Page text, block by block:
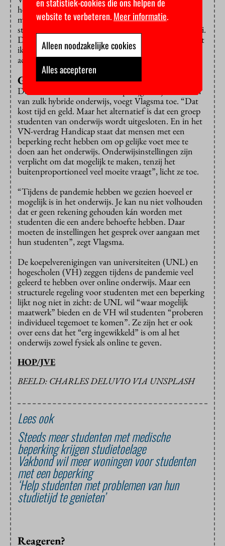
helemaal online willen volgen. “Ik wil mijn
medestudenten ook zien als dat lukt, want dat maakt
studeren veel leuker. In de ideale wereld kan het allebei.
Dan probeer ik er zoveel mogelijk fysiek te zijn en sluit
ik anders online aan, zonder dat ik daar steeds zelf
achteraan moet of me daar vervelend over voel.”
Gesprek aangaan
Docenten moeten wel wat hulp krijgen bij het bieden
van zulk hybride onderwijs, voegt Vlagsma toe. “Dat
kost tijd en geld. Maar het alternatief is dat een groep
studenten van onderwijs wordt uitgesloten. En in het
VN-verdrag Handicap staat dat mensen met een
beperking recht hebben om op gelijke voet mee te
doen aan het onderwijs. Onderwijsinstellingen zijn
verplicht om dat mogelijk te maken, tenzij het
buitenproportioneel veel moeite vraagt”, licht ze toe.
“Tijdens de pandemie hebben we gezien hoeveel er
mogelijk is in het onderwijs. Je kan nu niet volhouden
dat er geen rekening gehouden kán worden met
studenten die een andere behoefte hebben. Daar
moeten de instellingen het gesprek over aangaan met
hun studenten”, zegt Vlagsma.
De koepelverenigingen van universiteiten (UNL) en
hogescholen (VH) zeggen tijdens de pandemie veel
geleerd te hebben over online onderwijs. Maar een
structurele regeling voor studenten met een beperking
lijkt nog niet in zicht: de UNL wil “waar mogelijk
maatwerk” bieden en de VH wil studenten “proberen
individueel tegemoet te komen”. Ze zijn het er ook
over eens dat het “erg ingewikkeld” is om al het
onderwijs zowel fysiek als online te geven.
HOP/JVE
BEELD: CHARLES DELUVIO VIA UNSPLASH
Lees ook
Steeds meer studenten met medische
beperking krijgen studietoelage
Vakbond wil meer woningen voor studenten
met een beperking
‘Help studenten met problemen van hun
studietijd te genieten’
Reageren?
website te verbeteren.Meer informatie.
Alleen noodzakelijke cookies
Alles accepteren